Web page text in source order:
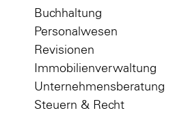
Buchhaltung
Personalwesen
Revisionen
Immobilienverwaltung
Unternehmensberatung
Steuern & Recht